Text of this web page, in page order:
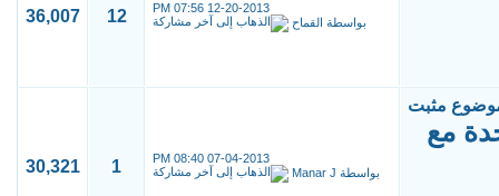
12-20-2013
07:56 PM
بواسطة القماح 12
36,007
مع
07-04-2013
08:40 PM
بواسطة Manar J
1
30,321